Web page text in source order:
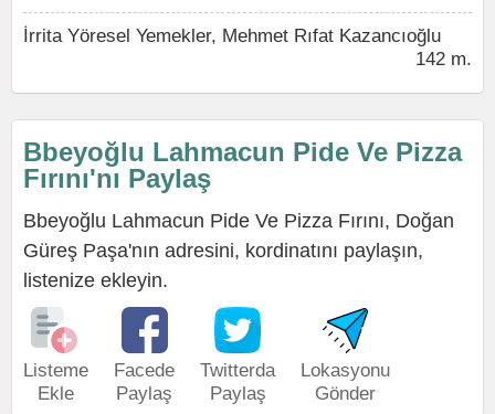
İrrita Yöresel Yemekler, Mehmet Rıfat Kazancıoğlu
142 m.
Bbeyoğlu Lahmacun Pide Ve Pizza
Fırını'nı Paylaş
Bbeyoğlu Lahmacun Pide Ve Pizza Fırını, Doğan
Güreş Paşa'nın adresini, kordinatını paylaşın,
listenize ekleyin.
Listeme
Ekle
Facede
Paylaş
Twitterda
Paylaş
Lokasyonu
Gönder